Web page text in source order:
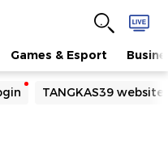
Games & Esport
TANGKAS39 website